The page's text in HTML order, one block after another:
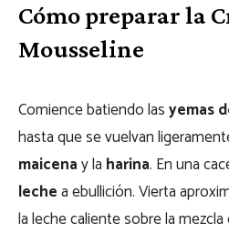
Cómo preparar la
Mousseline
Comience batiendo lasyemas
hasta que se vuelvan
maicenay la harina. En una
lechea ebullición. Vierta
la leche caliente sobre la